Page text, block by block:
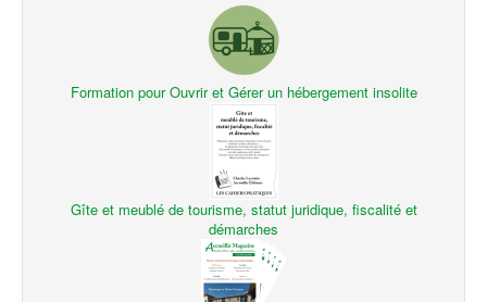
Formation pour Ouvrir et Gérer un hébergement insolite
Gîte et meublé de tourisme, statut juridique, fiscalité et
démarches